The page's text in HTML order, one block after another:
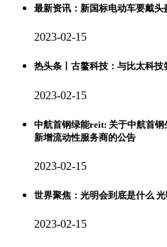
最新资讯：新国标电动车要戴
2023-02-15
热头条丨古鳌科技：与比太科
2023-02-15
中航首钢绿能reit: 关于中航首
新增流动性服务商的公告
2023-02-15
世界聚焦：光明会到底是什么
2023-02-15